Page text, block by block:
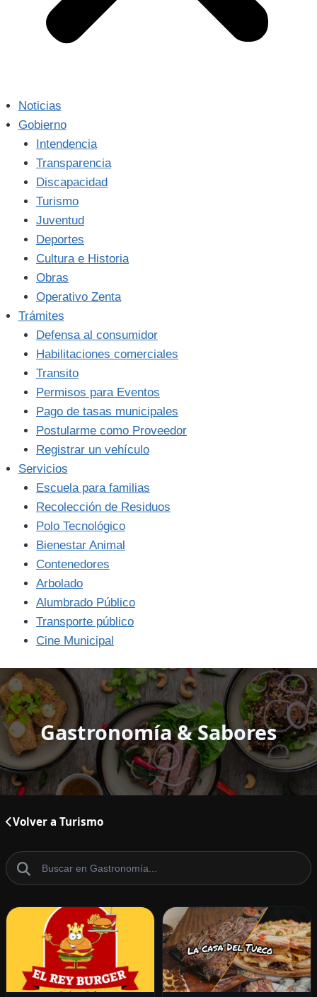
Noticias
Gobierno
Intendencia
Transparencia
Discapacidad
Turismo
Juventud
Deportes
Cultura e Historia
Obras
Operativo Zenta
Trámites
Defensa al consumidor
Habilitaciones comerciales
Transito
Permisos para Eventos
Pago de tasas municipales
Postularme como Proveedor
Registrar un vehículo
Servicios
Escuela para familias
Recolección de Residuos
Polo Tecnológico
Bienestar Animal
Contenedores
Arbolado
Alumbrado Público
Transporte público
Cine Municipal
Gastronomía & Sabores
Volver a Turismo